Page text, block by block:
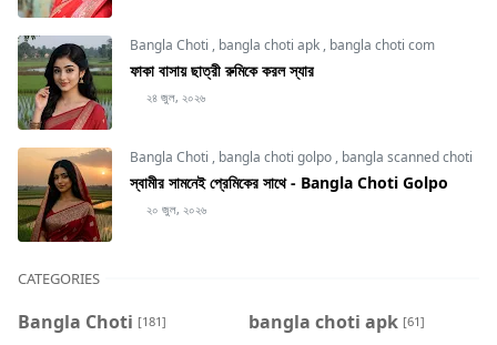
Bangla Choti , bangla choti apk , bangla choti com
ফাকা বাসায় ছাত্রী রুমিকে করল স্যার
২৪ জুল, ২০২৬
Bangla Choti , bangla choti golpo , bangla scanned choti
স্বামীর সামনেই প্রেমিকের সাথে - Bangla Choti Golpo
২০ জুল, ২০২৬
CATEGORIES
Bangla Choti [181] bangla choti apk [61]